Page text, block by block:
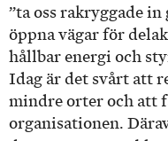
”ta oss rakryggade
öppna vägar för
hållbar energi och
Idag är det svårt att
mindre orter och att
organisationen.